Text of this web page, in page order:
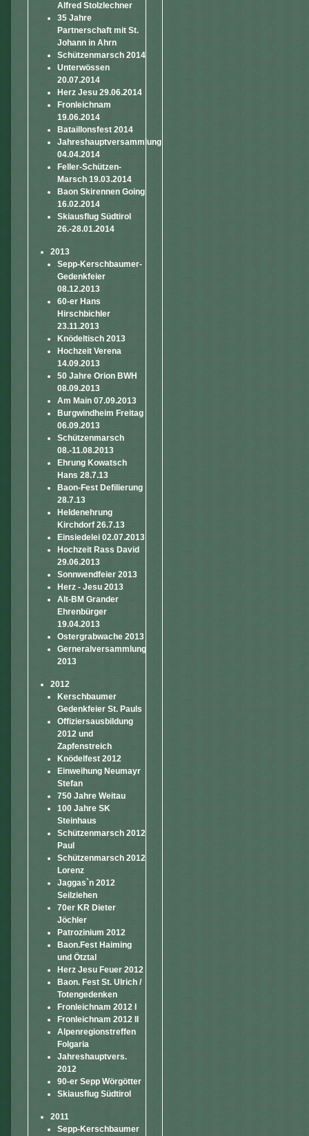
Alfred Stolzlechner
35 Jahre
Partnerschaft mit St.
Johann in Ahrn
Schützenmarsch 2014
Unterwössen
20.07.2014
Herz Jesu 29.06.2014
Fronleichnam
19.06.2014
Bataillonsfest 2014
Jahreshauptversammlung
04.04.2014
Feller-Schützen-
Marsch 19.03.2014
Baon Skirennen Going
16.02.2014
Skiausflug Südtirol
26.-28.01.2014
2013
Sepp-Kerschbaumer-
Gedenkfeier
08.12.2013
60-er Hans
Hirschbichler
23.11.2013
Knödeltisch 2013
Hochzeit Verena
14.09.2013
50 Jahre Orion BWH
08.09.2013
Am Main 07.09.2013
Burgwindheim Freitag
06.09.2013
Schützenmarsch
08.-11.08.2013
Ehrung Kowatsch
Hans 28.7.13
Baon-Fest Defilierung
28.7.13
Heldenehrung
Kirchdorf 26.7.13
Einsiedelei 02.07.2013
Hochzeit Rass David
29.06.2013
Sonnwendfeier 2013
Herz - Jesu 2013
Alt-BM Grander
Ehrenbürger
19.04.2013
Ostergrabwache 2013
Gerneralversammlung
2013
2012
Kerschbaumer
Gedenkfeier St. Pauls
Offiziersausbildung
2012 und
Zapfenstreich
Knödelfest 2012
Einweihung Neumayr
Stefan
750 Jahre Weitau
100 Jahre SK
Steinhaus
Schützenmarsch 2012
Paul
Schützenmarsch 2012
Lorenz
Jaggas`n 2012
Seilziehen
70er KR Dieter
Jöchler
Patrozinium 2012
Baon.Fest Haiming
und Ötztal
Herz Jesu Feuer 2012
Baon. Fest St. Ulrich /
Totengedenken
Fronleichnam 2012 I
Fronleichnam 2012 II
Alpenregionstreffen
Folgaria
Jahreshauptvers.
2012
90-er Sepp Wörgötter
Skiausflug Südtirol
2011
Sepp-Kerschbaumer